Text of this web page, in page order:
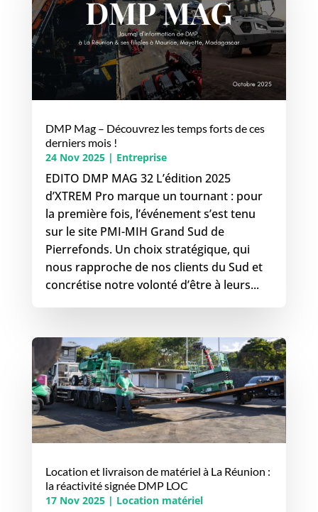
DMP Mag – Découvrez les temps forts de ces
derniers mois !
24 Nov 2025| Entreprise
EDITO DMP MAG 32 L’édition 2025
d’XTREM Pro marque un tournant : pour
la première fois, l’événement s’est tenu
sur le site PMI-MIH Grand Sud de
Pierrefonds. Un choix stratégique, qui
nous rapproche de nos clients du Sud et
concrétise notre volonté d’être à leurs...
Location et livraison de matériel à La Réunion :
la réactivité signée DMP LOC
17 Nov 2025| Location matériel